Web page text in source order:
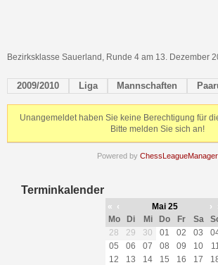
Bezirksklasse Sauerland, Runde 4 am 13. Dezember
2009/2010 Liga Mannschaften
Unangemeldet haben Sie keine Berechtigung für
Bitte melden Sie sich an!
Powered by ChessLeagueManager
Terminkalender
« ‹ Mai 25 ›
Mo
Di Mi Do Fr Sa
28
29 30 01 02 03
05
06 07 08 09 10
12
13 14 15 16 17